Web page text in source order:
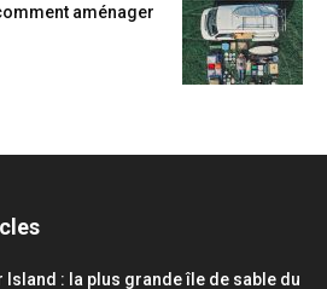
aménager
Island : la plus grande île de sable du